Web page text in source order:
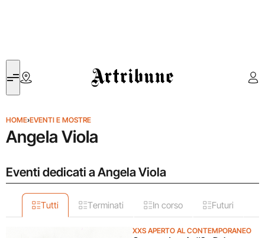
Artribune
HOME›EVENTI E MOSTRE
Angela Viola
Eventi dedicati a Angela Viola
Tutti Terminati In corso Futuri
XXS APERTO AL CONTEMPORANEO